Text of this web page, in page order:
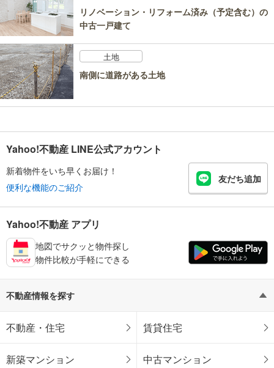
リノベーション・リフォーム済み（予定含む）の
中古一戸建て
土地
南側に道路がある土地
Yahoo!不動産 LINE公式アカウント
新着物件をいち早くお届け！
便利な機能のご紹介
友だち追加
Yahoo!不動産 アプリ
地図でサクッと物件探し
物件比較が手軽にできる
不動産情報を探す
不動産・住宅 賃貸住宅
新築マンション 中古マンション